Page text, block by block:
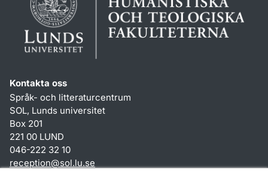
Kontakta oss
Språk- och litteraturcentrum
SOL, Lunds universitet
Box 201
221 00 LUND
046-222 32 10
reception@sol.lu.se